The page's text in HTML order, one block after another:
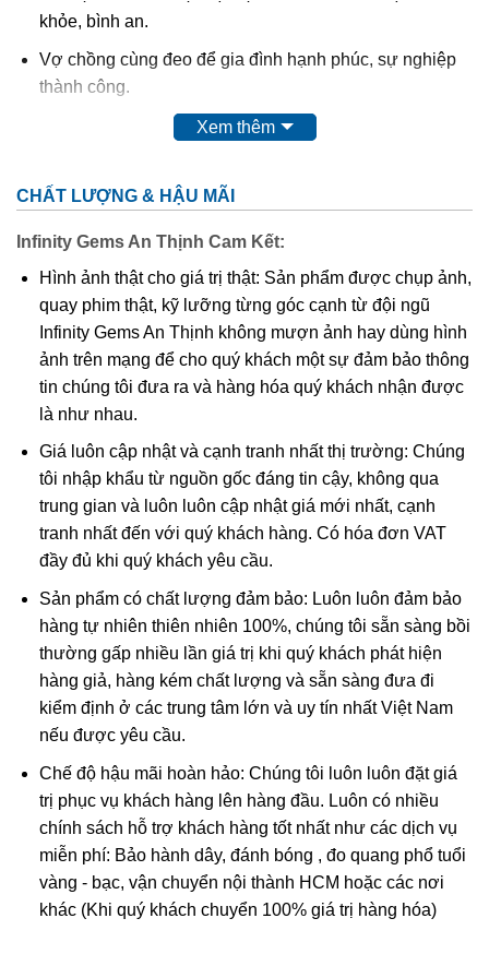
khỏe, bình an.
Vợ chồng cùng đeo để gia đình hạnh phúc, sự nghiệp
thành công.
Con cháu nên tặng và đeo cho ông bà để cầu chúc sức
Những người tuổi Mão, mang theo Văn Thù Bồ Tát bên
mình sẽ nhận được sự phù hộ, độ trì bảo mệnh của
ngài.
Trải qua mấy ngàn năm lịch sử, các Bản tôn được các
tín đồ Phật giáo tín phụng, cúng dường, trở thành các
thiện thần, trợ giúp con người, chuyển hung thành cát,
sự nghiệp hanh thông, gia đình hạnh phúc, có sức
khỏe, phòng tránh bệnh tật.
đẩy sự nghiệp phát triển, gia đình hạnh phúc, xã hội an
khang.
Vì thế nếu muốn hóa giải tai ương, cầu bình an, may
mắn, thành công thì nên đeo hình vị PHẬT ĐỘ MỆNH
cho con giáp của mình và làm việc tốt kết hợp cùng
hướng tới vị phật bản mệnh để cầu phúc.
Xem thêm
CHẤT LƯỢNG & HẬU MÃI
Infinity Gems An Thịnh Cam Kết:
Hình ảnh thật cho giá trị thật: Sản phẩm được chụp ảnh,
quay phim thật, kỹ lưỡng từng góc cạnh từ đội ngũ
Infinity Gems An Thịnh không mượn ảnh hay dùng hình
ảnh trên mạng để cho quý khách một sự đảm bảo thông
tin chúng tôi đưa ra và hàng hóa quý khách nhận được
là như nhau.
Giá luôn cập nhật và cạnh tranh nhất thị trường: Chúng
tôi nhập khẩu từ nguồn gốc đáng tin cậy, không qua
trung gian và luôn luôn cập nhật giá mới nhất, cạnh
tranh nhất đến với quý khách hàng. Có hóa đơn VAT
đầy đủ khi quý khách yêu cầu.
Sản phẩm có chất lượng đảm bảo: Luôn luôn đảm bảo
hàng tự nhiên thiên nhiên 100%, chúng tôi sẵn sàng bồi
thường gấp nhiều lần giá trị khi quý khách phát hiện
hàng giả, hàng kém chất lượng và sẵn sàng đưa đi
kiểm định ở các trung tâm lớn và uy tín nhất Việt Nam
nếu được yêu cầu.
Chế độ hậu mãi hoàn hảo: Chúng tôi luôn luôn đặt giá
trị phục vụ khách hàng lên hàng đầu. Luôn có nhiều
chính sách hỗ trợ khách hàng tốt nhất như các dịch vụ
miễn phí: Bảo hành dây, đánh bóng , đo quang phổ tuổi
vàng - bạc, vận chuyển nội thành HCM hoặc các nơi
khác (Khi quý khách chuyển 100% giá trị hàng hóa)